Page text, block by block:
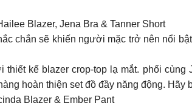
Blazer, Jena Bra & Tanner Short
chắn sẽ khiến người mặc trở nên nổi
thiết kế blazer crop-top lạ mắt. phối
hoàn thiện set đồ đầy năng động.
Blazer & Ember Pant